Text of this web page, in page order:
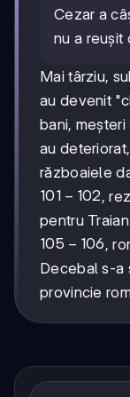
Cezar a
nu a reușit
Mai târziu,
au devenit
bani,
au
războaiele
101-
102
101 − 102,
pentru
105-
106
105 − 106,
Decebal s-a
provincie